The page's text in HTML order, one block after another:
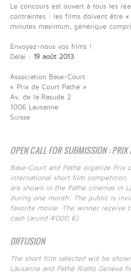
Le concours est ouvert à tous les
contraintes : les films doivent être
minutes maximum, générique
Envoyez-nous vos films !
Délai : 19 août 2013
Association Base-Court
« Prix de Court Pathé »
Av. de la Rasude 2
1006 Lausanne
Suisse
OPEN CALL FOR SUBMISSION :
Base-Court and Pathé organize Prix
international short film competition.
are shown in the Pathé cinemas in
during one month. The public is
favorite movie. The winner receive
cash (arund 4'000 €)
DIFFUSION
The short film selected will be
Lausanne and Pathé Rialto Geneva